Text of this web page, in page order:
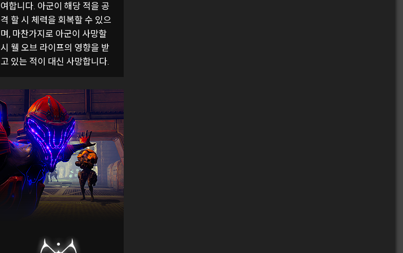
여합니다. 아군이 해당 적을 공
격 할 시 체력을 회복할 수 있으
며, 마찬가지로 아군이 사망할
시 웰 오브 라이프의 영향을 받
고 있는 적이 대신 사망합니다.